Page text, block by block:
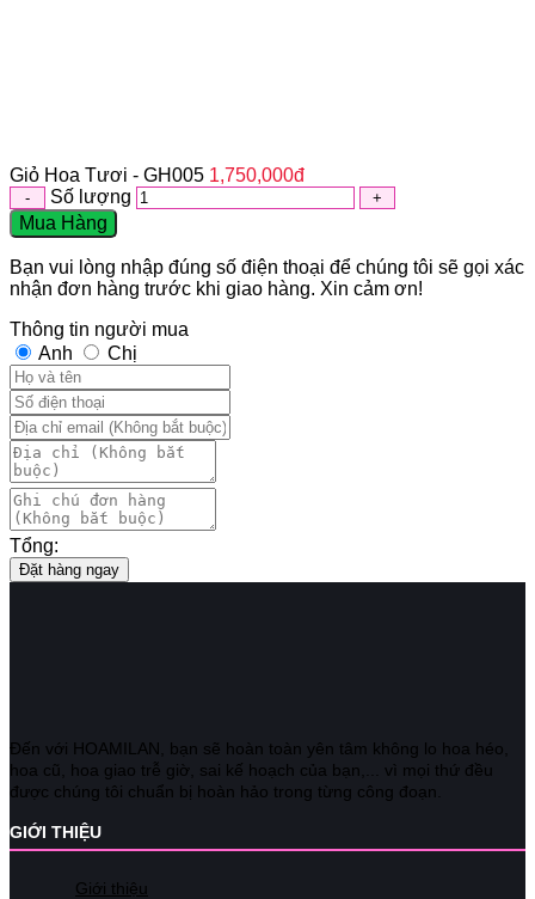
Giỏ Hoa Tươi - GH005 1,750,000đ
Số lượng
Mua Hàng
Bạn vui lòng nhập đúng số điện thoại để chúng tôi sẽ gọi xác
nhận đơn hàng trước khi giao hàng. Xin cảm ơn!
Thông tin người mua
Anh
Chị
Tổng:
Đặt hàng ngay
Đến với HOAMILAN, bạn sẽ hoàn toàn yên tâm không lo hoa héo,
hoa cũ, hoa giao trễ giờ, sai kế hoạch của bạn,... vì mọi thứ đều
được chúng tôi chuẩn bị hoàn hảo trong từng công đoạn.
GIỚI THIỆU
Giới thiệu